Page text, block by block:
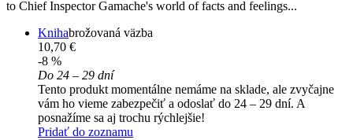
to Chief Inspector Gamache's world of facts and feelings...
Knihabrožovaná väzba
10,70 €
-8 %
Do 24 – 29 dní
Tento produkt momentálne nemáme na sklade, ale zvyčajne
vám ho vieme zabezpečiť a odoslať do 24 – 29 dní. A
posnažíme sa aj trochu rýchlejšie!
Pridať do zoznamu